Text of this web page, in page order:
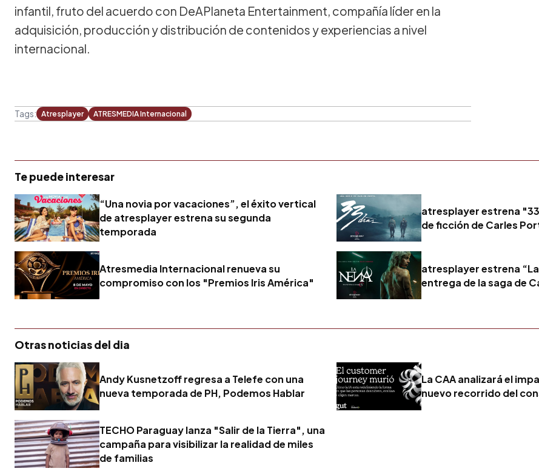
infantil, fruto del acuerdo con DeAPlaneta Entertainment, compañía líder en la
adquisición, producción y distribución de contenidos y experiencias a nivel
internacional.
Tags: Atresplayer ATRESMEDIA Internacional
Te puede interesar
“Una novia por vacaciones”, el éxito vertical
de atresplayer estrena su segunda
temporada
atresplayer estrena
de ficción de Carles
Atresmedia Internacional renueva su
compromiso con los "Premios Iris América"
atresplayer estrena “La
entrega de la saga de
Otras noticias del dia
Andy Kusnetzoff regresa a Telefe con una
nueva temporada de PH, Podemos Hablar
La CAA analizará el
nuevo recorrido del
TECHO Paraguay lanza "Salir de la Tierra", una
campaña para visibilizar la realidad de miles
de familias